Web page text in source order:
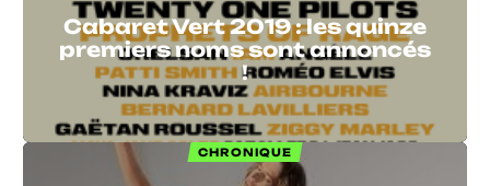
Cabaret Vert 2019 : les quinze
premiers noms sont annoncés
!
CHRONIQUE